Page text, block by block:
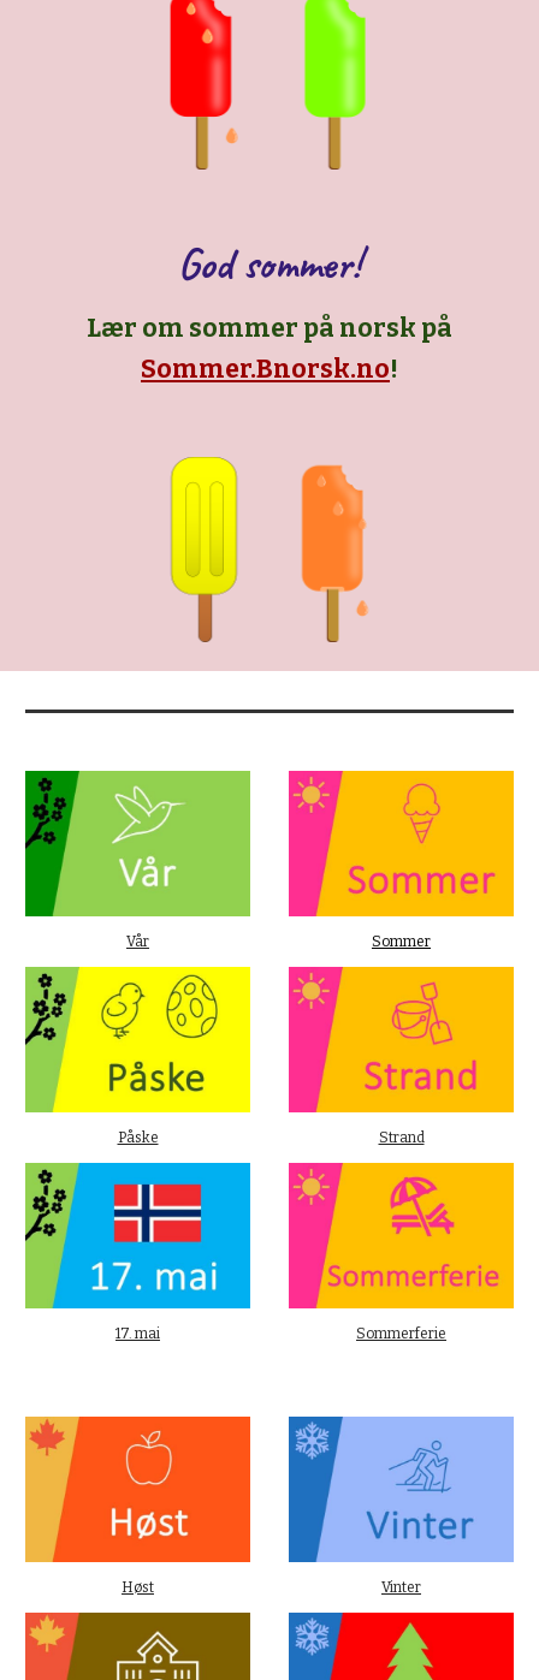
God sommer!
Lær om sommer på norsk på
Sommer.Bnorsk.no!
Vår
Påske
17. mai
Sommer
Strand
Sommerferie
Høst Vinter